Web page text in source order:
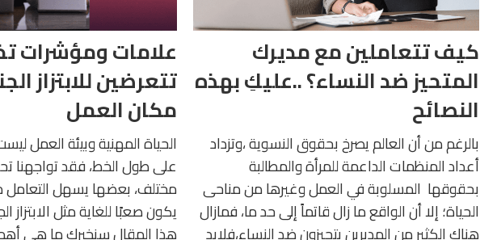
كيف تتعاملين مع مديرك
المتحيز ضد النساء؟ ..عليكِ بهذه
النصائح
بالرغم من أن العالم يصرخ بحقوق النسوية ،وتزداد
أعداد المنظمات الداعمة للمرأة والمطالبة
بحقوقها المسلوبة في العمل وغيرها من مناحى
الحياة؛ إلا أن الواقع ما زال قاتماً إلى حد ما، فمازال
هناك الكثير من المديرين يتحيزون ضد النساء،فلابد
علامات ومؤشرات
تتعرضين للابتزاز
مكان العمل
الحياة المهنية وبيئة العمل
على طول الخط، فقد تواجهنا
مختلف، بعضها يسهل التعامل
يكون صعبًا للغاية مثل
هذا المقال سنخبركِ ما هى